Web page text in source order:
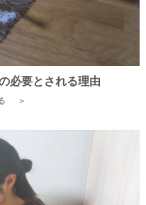
必要とされる理由
＞